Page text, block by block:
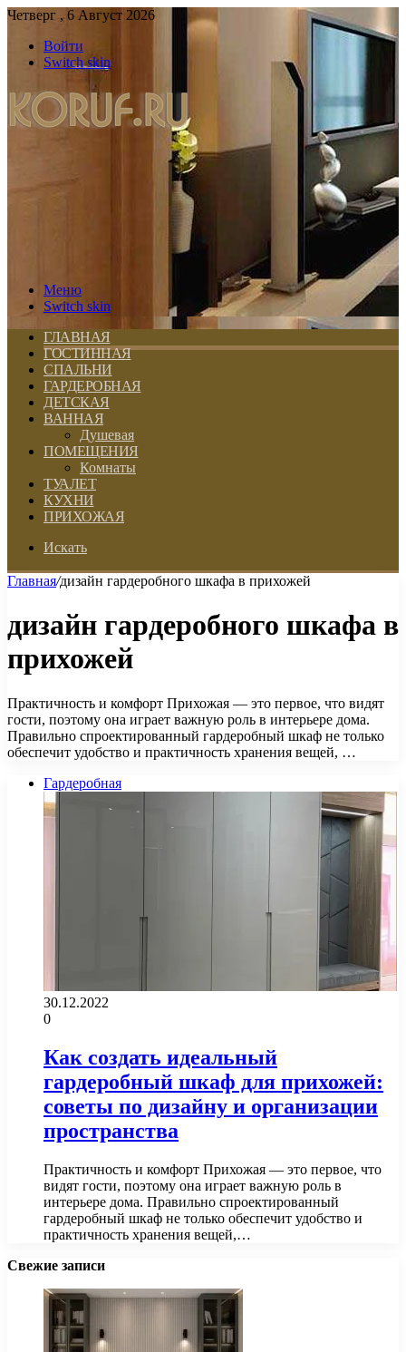
Четверг , 6 Август 2026
Войти
Switch skin
Меню
Switch skin
ГЛАВНАЯ
ГОСТИННАЯ
СПАЛЬНИ
ГАРДЕРОБНАЯ
ДЕТСКАЯ
ВАННАЯ
Душевая
ПОМЕЩЕНИЯ
Комнаты
ТУАЛЕТ
КУХНИ
ПРИХОЖАЯ
Искать
Главная/дизайн гардеробного шкафа в прихожей
дизайн гардеробного шкафа в
прихожей
Практичность и комфорт Прихожая — это первое, что видят
гости, поэтому она играет важную роль в интерьере дома.
Правильно спроектированный гардеробный шкаф не только
обеспечит удобство и практичность хранения вещей, …
Гардеробная
30.12.2022
0
Как создать идеальный
гардеробный шкаф для прихожей:
советы по дизайну и организации
пространства
Практичность и комфорт Прихожая — это первое, что
видят гости, поэтому она играет важную роль в
интерьере дома. Правильно спроектированный
гардеробный шкаф не только обеспечит удобство и
практичность хранения вещей,…
Свежие записи